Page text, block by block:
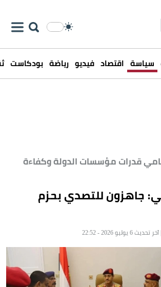
سياسة اقتصاد فيديو رياضة بودكاست
قدرات مؤسسات الدولة وكفاءة
جاهزون للتصدي بحزم